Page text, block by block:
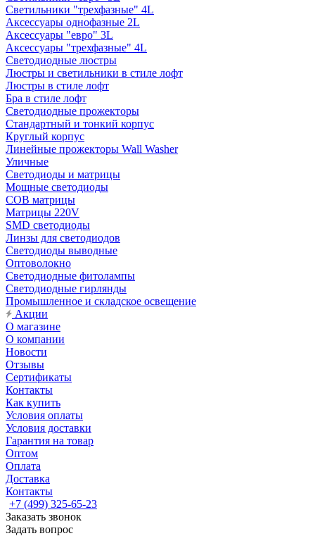
Светильники "трехфазные" 4L
Аксессуары однофазные 2L
Аксессуары "евро" 3L
Аксессуары "трехфазные" 4L
Светодиодные люстры
Люстры и светильники в стиле лофт
Люстры в стиле лофт
Бра в стиле лофт
Светодиодные прожекторы
Стандартный и тонкий корпус
Круглый корпус
Линейные прожекторы Wall Washer
Уличные
Светодиоды и матрицы
Мощные светодиоды
COB матрицы
Матрицы 220V
SMD светодиоды
Линзы для светодиодов
Светодиоды выводные
Оптоволокно
Светодиодные фитолампы
Светодиодные гирлянды
Промышленное и складское освещение
Акции
О магазине
О компании
Новости
Отзывы
Сертификаты
Контакты
Как купить
Условия оплаты
Условия доставки
Гарантия на товар
Оптом
Оплата
Доставка
Контакты
+7 (499) 325-65-23
Заказать звонок
Задать вопрос